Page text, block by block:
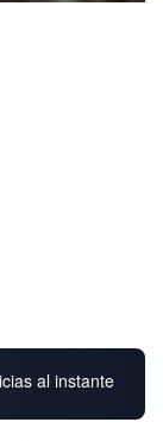
al instante